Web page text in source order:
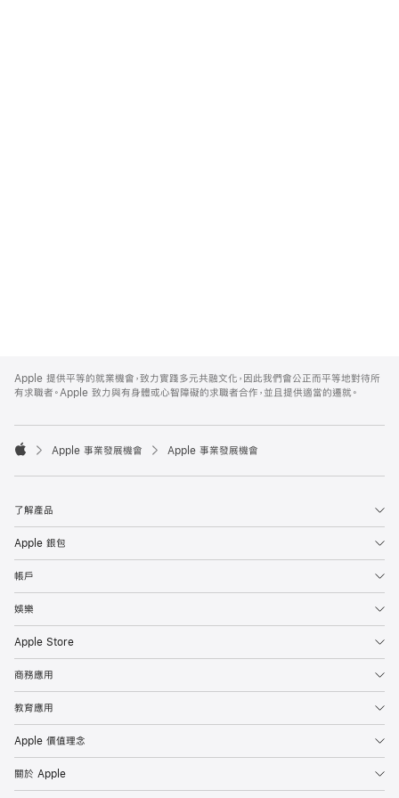
Footer
Apple 提供平等的就業機會，致力實踐多元共融文化，因此我們會公正而平等地對待所
有求職者。Apple 致力與有身體或心智障礙的求職者合作，並且提供適當的遷就。

Apple 事業發展機會 Apple 事業發展機會
了解產品
Apple 銀包
帳戶
娛樂
Apple Store
商務應用
教育應用
Apple 價值理念
關於 Apple